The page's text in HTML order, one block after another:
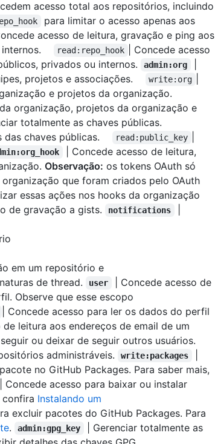
acesso total aos repositórios, incluindo
para limitar o acesso apenas aos
acesso de leitura, gravação e ping aos
internos.
read:repo_hook
| Concede acesso
privados ou internos.
admin:org
projetos e associações.
write:org
e projetos da organização.
organização, projetos da organização e
totalmente as chaves públicas.
das chaves públicas. read:public_key
| Concede acesso de leitura,
Observação: os tokens OAuth só
que foram criados pelo OAuth
essas ações nos hooks da organização
de gravação a gists. notifications
em um repositório e
de thread.
user
| Concede acesso de
Observe que esse escopo
| Concede acesso para ler os dados do perfil
de leitura aos endereços de email de um
ou deixar de seguir outros usuários.
administráveis. write:packages
no GitHub Packages. Para saber mais,
| Concede acesso para baixar ou instalar
confira Instalando um
excluir pacotes do GitHub Packages. Para
. admin:gpg_key
| Gerenciar totalmente as